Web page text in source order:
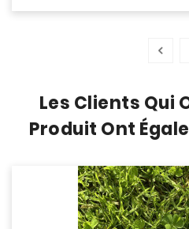
Les Clients Qui
Produit Ont